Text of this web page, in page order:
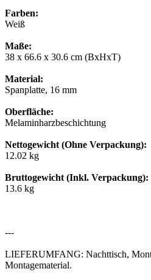
Farben:
Weiß
Maße:
38 x 66.6 x 30.6 cm (BxHxT)
Material:
Spanplatte, 16 mm
Oberfläche:
Melaminharzbeschichtung
Nettogewicht (Ohne Verpackung):
12.02 kg
Bruttogewicht (Inkl. Verpackung):
13.6 kg
---
LIEFERUMFANG: Nachttisch,
Montagematerial.